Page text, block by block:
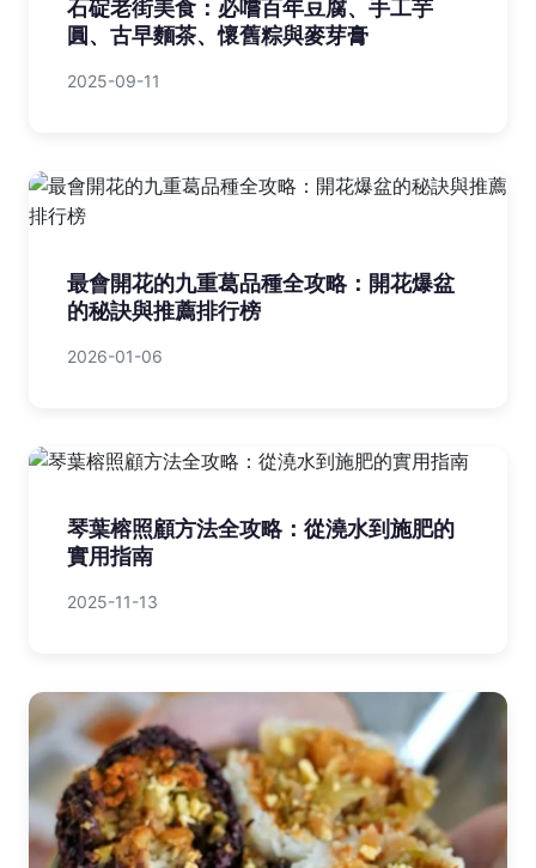
石碇老街美食：必嚐百年豆腐、手工芋
圓、古早麵茶、懷舊粽與麥芽膏
2025-09-11
最會開花的九重葛品種全攻略：開花爆盆
的秘訣與推薦排行榜
2026-01-06
琴葉榕照顧方法全攻略：從澆水到施肥的
實用指南
2025-11-13